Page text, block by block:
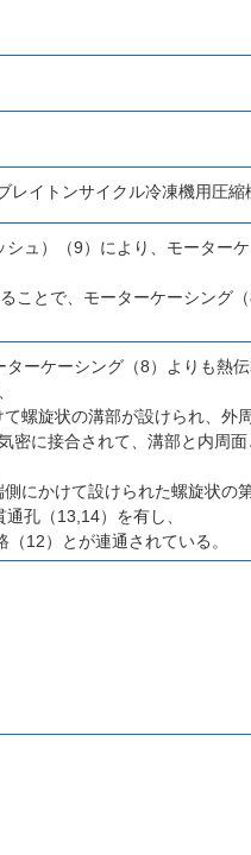
イトンサイクル冷凍機用圧縮
ュ）（9）により、モーター
ことで、モーターケーシング
ーケーシング（8）よりも熱
螺旋状の溝部が設けられ、外
密に接合されて、溝部と内周
にかけて設けられた螺旋状の
孔（13,14）を有し、
12）とが連通されている。